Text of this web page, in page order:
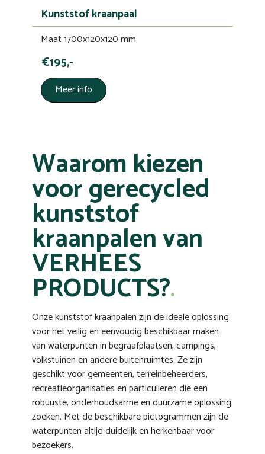
Kunststof kraanpaal
Maat 1700x120x120 mm
€195,-
Meer info
Waarom kiezen
voor gerecycled
kunststof
kraanpalen van
VERHEES
PRODUCTS?
Onze kunststof kraanpalen zijn de ideale oplossing
voor het veilig en eenvoudig beschikbaar maken
van waterpunten in begraafplaatsen, campings,
volkstuinen en andere buitenruimtes. Ze zijn
geschikt voor gemeenten, terreinbeheerders,
recreatieorganisaties en particulieren die een
robuuste, onderhoudsarme en duurzame oplossing
zoeken. Met de beschikbare pictogrammen zijn de
waterpunten altijd duidelijk en herkenbaar voor
bezoekers.